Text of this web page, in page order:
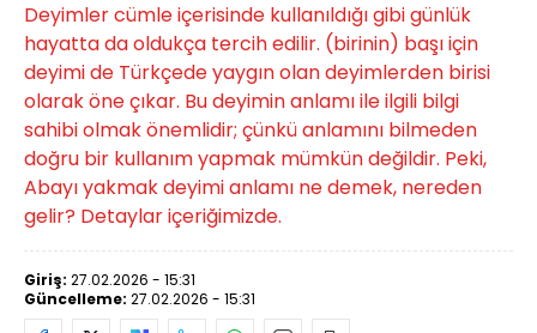
Deyimler cümle içerisinde kullanıldığı gibi günlük
hayatta da oldukça tercih edilir. (birinin) başı için
deyimi de Türkçede yaygın olan deyimlerden birisi
olarak öne çıkar. Bu deyimin anlamı ile ilgili bilgi
sahibi olmak önemlidir; çünkü anlamını bilmeden
doğru bir kullanım yapmak mümkün değildir. Peki,
Abayı yakmak deyimi anlamı ne demek, nereden
gelir? Detaylar içeriğimizde.
Giriş: 27.02.2026 - 15:31
Güncelleme: 27.02.2026 - 15:31